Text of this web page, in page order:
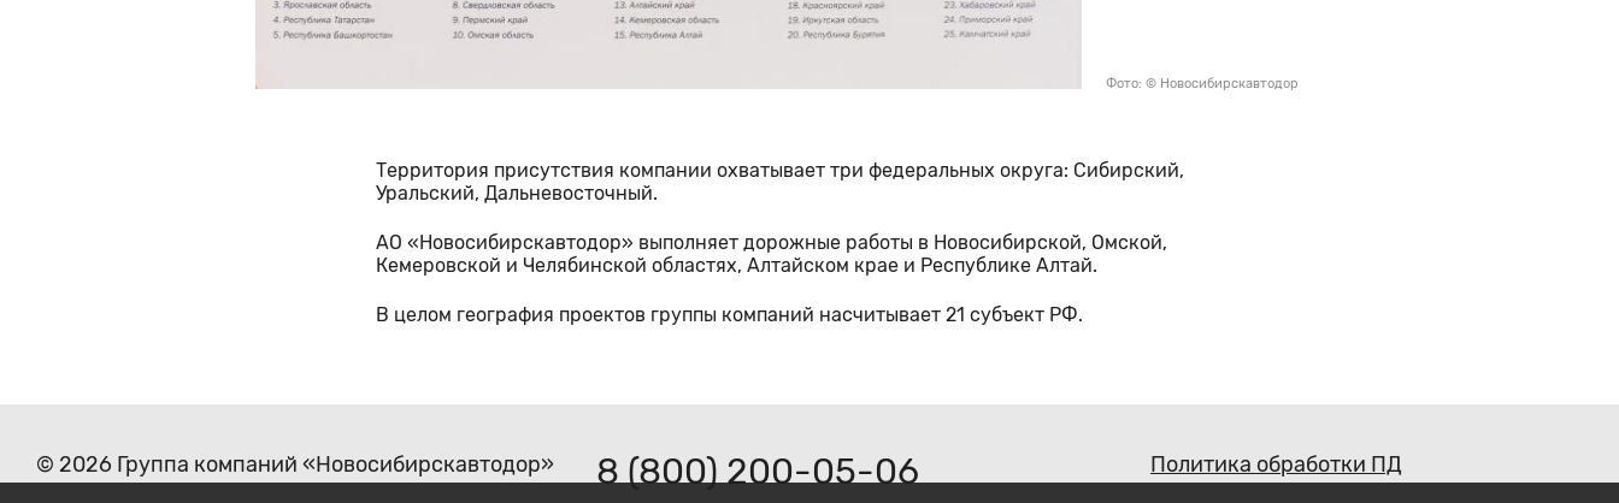
Фото: © Новосибирскавтодор
Территория присутствия компании охватывает три федеральных округа: Сибирский,
Уральский, Дальневосточный.
АО «Новосибирскавтодор» выполняет дорожные работы в Новосибирской, Омской,
Кемеровской и Челябинской областях, Алтайском крае и Республике Алтай.
В целом география проектов группы компаний насчитывает 21 субъект РФ.
© 2026 Группа компаний «Новосибирскавтодор» 8 (800) 200-05-06 Политика обработки ПД